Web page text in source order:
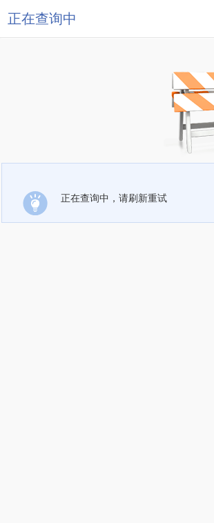
正在查询中
正在查询中，请刷新重试